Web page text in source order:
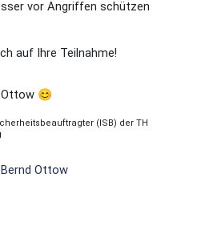
vor Angriffen schützen
auf Ihre Teilnahme!
Ottow 😊
(ISB) der TH
Bernd Ottow